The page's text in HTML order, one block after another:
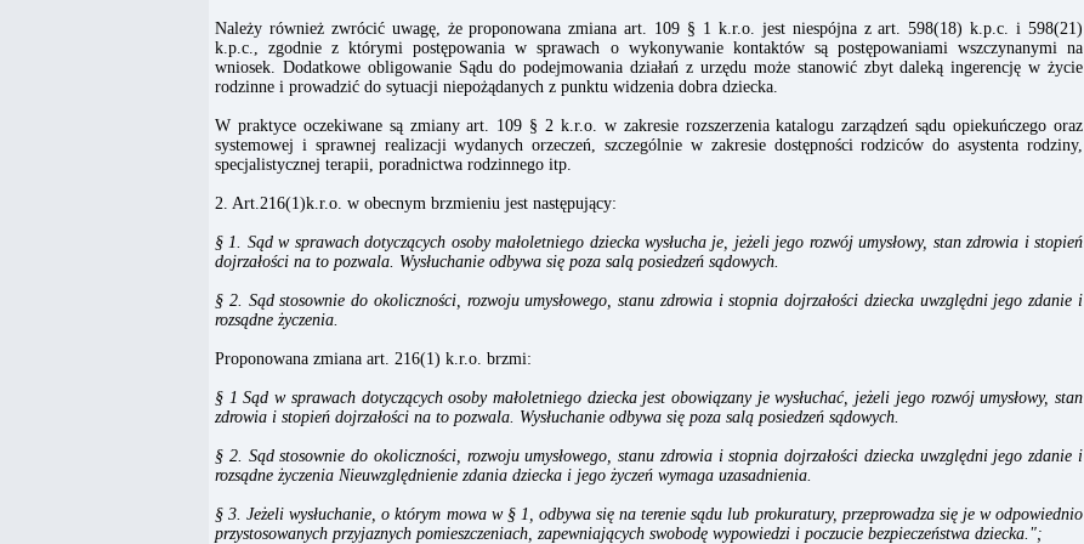
Należy również zwrócić uwagę, że proponowana zmiana art. 109 § 1 k.r.o. jest niespójna z art. 598(18) k.p.c. i 598(21)
k.p.c., zgodnie z którymi postępowania w sprawach o wykonywanie kontaktów są postępowaniami wszczynanymi na
wniosek. Dodatkowe obligowanie Sądu do podejmowania działań z urzędu może stanowić zbyt daleką ingerencję w życie
rodzinne i prowadzić do sytuacji niepożądanych z punktu widzenia dobra dziecka.
W praktyce oczekiwane są zmiany art. 109 § 2 k.r.o. w zakresie rozszerzenia katalogu zarządzeń sądu opiekuńczego oraz
systemowej i sprawnej realizacji wydanych orzeczeń, szczególnie w zakresie dostępności rodziców do asystenta rodziny,
specjalistycznej terapii, poradnictwa rodzinnego itp.
2. Art.216(1)k.r.o. w obecnym brzmieniu jest następujący:
§ 1. Sąd w sprawach dotyczących osoby małoletniego dziecka wysłucha je, jeżeli jego rozwój umysłowy, stan zdrowia i stopień
dojrzałości na to pozwala. Wysłuchanie odbywa się poza salą posiedzeń sądowych.
§ 2. Sąd stosownie do okoliczności, rozwoju umysłowego, stanu zdrowia i stopnia dojrzałości dziecka uwzględni jego zdanie i
rozsądne życzenia.
Proponowana zmiana art. 216(1) k.r.o. brzmi:
§ 1 Sąd w sprawach dotyczących osoby małoletniego dziecka jest obowiązany je wysłuchać, jeżeli jego rozwój umysłowy, stan
zdrowia i stopień dojrzałości na to pozwala. Wysłuchanie odbywa się poza salą posiedzeń sądowych.
§ 2. Sąd stosownie do okoliczności, rozwoju umysłowego, stanu zdrowia i stopnia dojrzałości dziecka uwzględni jego zdanie i
rozsądne życzenia Nieuwzględnienie zdania dziecka i jego życzeń wymaga uzasadnienia.
§ 3. Jeżeli wysłuchanie, o którym mowa w § 1, odbywa się na terenie sądu lub prokuratury, przeprowadza się je w odpowiednio
przystosowanych przyjaznych pomieszczeniach, zapewniających swobodę wypowiedzi i poczucie bezpieczeństwa dziecka.";